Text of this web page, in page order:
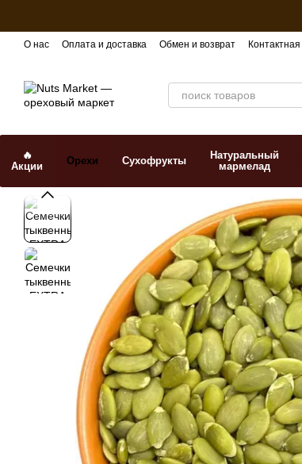
О нас Оплата и доставка Обмен и возврат
🔥
Акции
Орехи Сухофрукты
Натуральный
мармелад